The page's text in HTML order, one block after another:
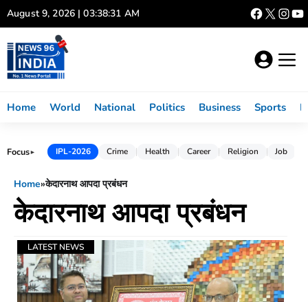
Skip
to
content
August 9, 2026 | 03:38:31 AM
Home World National Politics Business Sports
Focus► IPL-2026 Crime Health Career Religion Job
Home»केदारनाथ आपदा प्रबंधन
केदारनाथ आपदा प्रबंधन
LATEST NEWS